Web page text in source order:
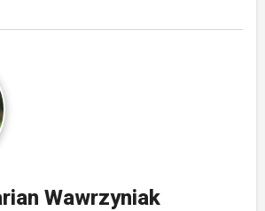
Wawrzyniak